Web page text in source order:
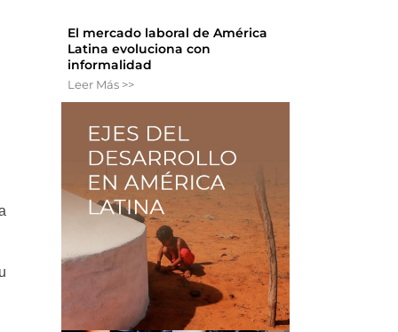
El mercado laboral de América
Latina evoluciona con
informalidad
Leer Más >>